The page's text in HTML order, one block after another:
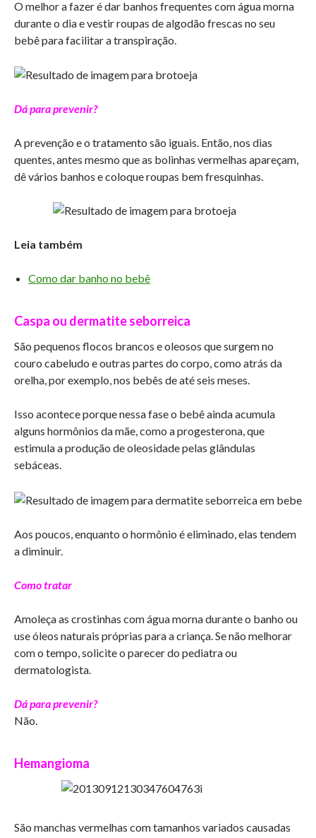
O melhor a fazer é dar banhos frequentes com água morna
durante o dia e vestir roupas de algodão frescas no seu
bebê para facilitar a transpiração.
Dá para prevenir?
A prevenção e o tratamento são iguais. Então, nos dias
quentes, antes mesmo que as bolinhas vermelhas apareçam,
dê vários banhos e coloque roupas bem fresquinhas.
Leia também
Como dar banho no bebê
Caspa ou dermatite seborreica
São pequenos flocos brancos e oleosos que surgem no
couro cabeludo e outras partes do corpo, como atrás da
orelha, por exemplo, nos bebês de até seis meses.
Isso acontece porque nessa fase o bebê ainda acumula
alguns hormônios da mãe, como a progesterona, que
estimula a produção de oleosidade pelas glândulas
sebáceas.
Aos poucos, enquanto o hormônio é eliminado, elas tendem
a diminuir.
Como tratar
Amoleça as crostinhas com água morna durante o banho ou
use óleos naturais próprias para a criança. Se não melhorar
com o tempo, solicite o parecer do pediatra ou
dermatologista.
Dá para prevenir?
Não.
Hemangioma
São manchas vermelhas com tamanhos variados causadas